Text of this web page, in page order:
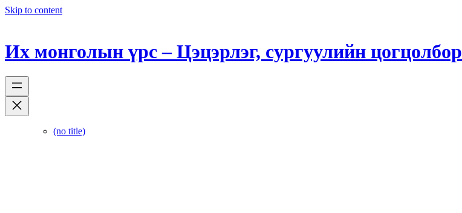
Skip to content
Их монголын үрс – Цэцэрлэг, сургуулийн цогцолбор
(no title)